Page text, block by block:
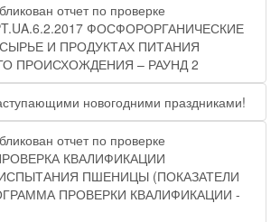
отчет по проверке
ФОСФОРОРГАНИЧЕСКИЕ
И ПРОДУКТАХ ПИТАНИЯ
ПРОИСХОЖДЕНИЯ – РАУНД 2
новогодними праздниками!
отчет по проверке
КВАЛИФИКАЦИИ
ИСПЫТАНИЯ ПШЕНИЦЫ (ПОКАЗАТЕЛИ
ПРОВЕРКИ КВАЛИФИКАЦИИ -